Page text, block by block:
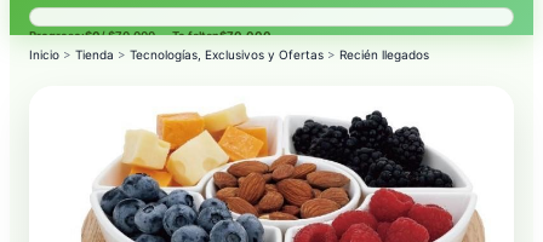
Progreso:$0/ $70.000 — Te faltan$70.000.
Inicio > Tienda > Tecnologías, Exclusivos y Ofertas > Recién llegados